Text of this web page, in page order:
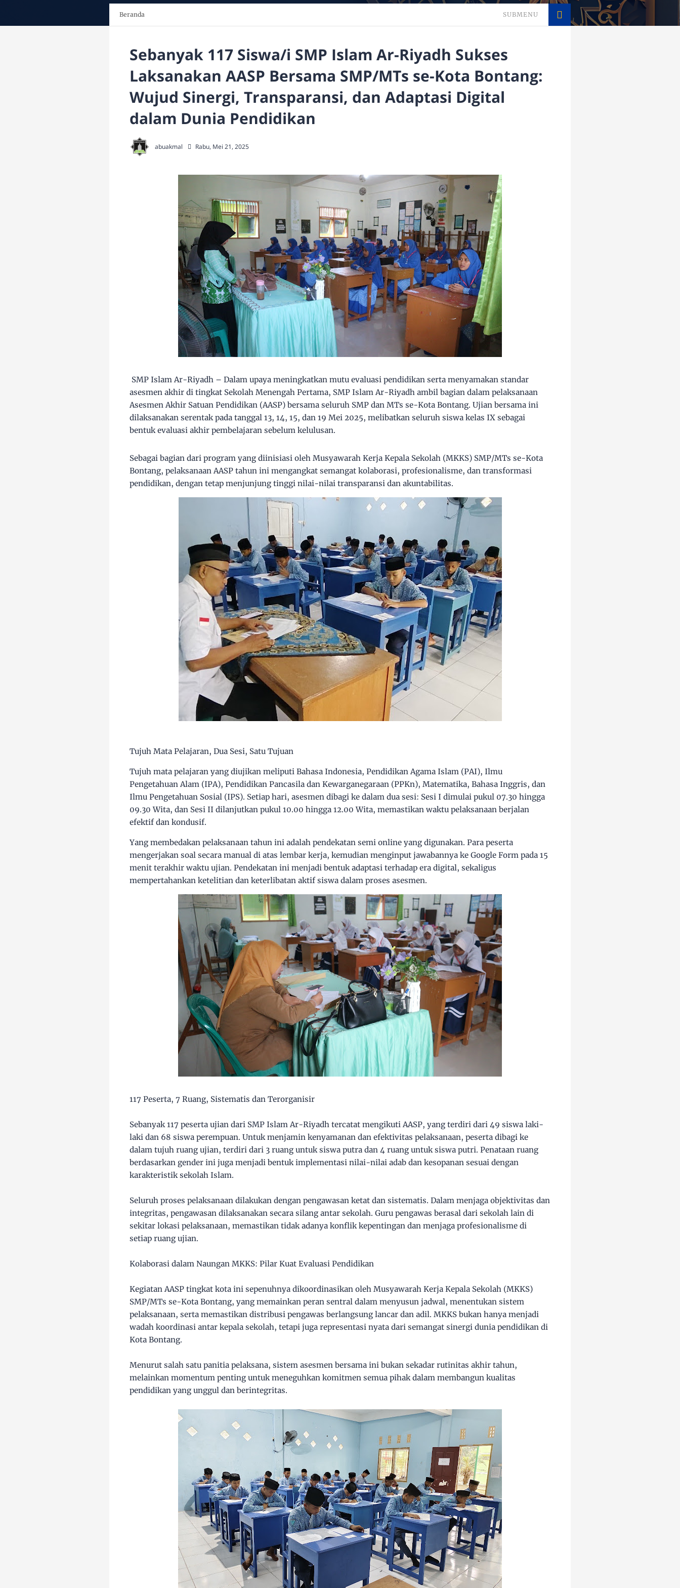
Beranda SUBMENU
Sebanyak 117 Siswa/i SMP Islam Ar-Riyadh Sukses
Laksanakan AASP Bersama SMP/MTs se-Kota Bontang:
Wujud Sinergi, Transparansi, dan Adaptasi Digital
dalam Dunia Pendidikan
abuakmal Rabu, Mei 21, 2025
SMP Islam Ar-Riyadh – Dalam upaya meningkatkan mutu evaluasi pendidikan serta menyamakan standar
asesmen akhir di tingkat Sekolah Menengah Pertama, SMP Islam Ar-Riyadh ambil bagian dalam pelaksanaan
Asesmen Akhir Satuan Pendidikan (AASP) bersama seluruh SMP dan MTs se-Kota Bontang. Ujian bersama ini
dilaksanakan serentak pada tanggal 13, 14, 15, dan 19 Mei 2025, melibatkan seluruh siswa kelas IX sebagai
bentuk evaluasi akhir pembelajaran sebelum kelulusan.
Sebagai bagian dari program yang diinisiasi oleh Musyawarah Kerja Kepala Sekolah (MKKS) SMP/MTs se-Kota
Bontang, pelaksanaan AASP tahun ini mengangkat semangat kolaborasi, profesionalisme, dan transformasi
pendidikan, dengan tetap menjunjung tinggi nilai-nilai transparansi dan akuntabilitas.
Tujuh Mata Pelajaran, Dua Sesi, Satu Tujuan
Tujuh mata pelajaran yang diujikan meliputi Bahasa Indonesia, Pendidikan Agama Islam (PAI), Ilmu
Pengetahuan Alam (IPA), Pendidikan Pancasila dan Kewarganegaraan (PPKn), Matematika, Bahasa Inggris, dan
Ilmu Pengetahuan Sosial (IPS). Setiap hari, asesmen dibagi ke dalam dua sesi: Sesi I dimulai pukul 07.30 hingga
09.30 Wita, dan Sesi II dilanjutkan pukul 10.00 hingga 12.00 Wita, memastikan waktu pelaksanaan berjalan
efektif dan kondusif.
Yang membedakan pelaksanaan tahun ini adalah pendekatan semi online yang digunakan. Para peserta
mengerjakan soal secara manual di atas lembar kerja, kemudian menginput jawabannya ke Google Form pada 15
menit terakhir waktu ujian. Pendekatan ini menjadi bentuk adaptasi terhadap era digital, sekaligus
mempertahankan ketelitian dan keterlibatan aktif siswa dalam proses asesmen.
117 Peserta, 7 Ruang, Sistematis dan Terorganisir
Sebanyak 117 peserta ujian dari SMP Islam Ar-Riyadh tercatat mengikuti AASP, yang terdiri dari 49 siswa laki-
laki dan 68 siswa perempuan. Untuk menjamin kenyamanan dan efektivitas pelaksanaan, peserta dibagi ke
dalam tujuh ruang ujian, terdiri dari 3 ruang untuk siswa putra dan 4 ruang untuk siswa putri. Penataan ruang
berdasarkan gender ini juga menjadi bentuk implementasi nilai-nilai adab dan kesopanan sesuai dengan
karakteristik sekolah Islam.
Seluruh proses pelaksanaan dilakukan dengan pengawasan ketat dan sistematis. Dalam menjaga objektivitas dan
integritas, pengawasan dilaksanakan secara silang antar sekolah. Guru pengawas berasal dari sekolah lain di
sekitar lokasi pelaksanaan, memastikan tidak adanya konflik kepentingan dan menjaga profesionalisme di
setiap ruang ujian.
Kolaborasi dalam Naungan MKKS: Pilar Kuat Evaluasi Pendidikan
Kegiatan AASP tingkat kota ini sepenuhnya dikoordinasikan oleh Musyawarah Kerja Kepala Sekolah (MKKS)
SMP/MTs se-Kota Bontang, yang memainkan peran sentral dalam menyusun jadwal, menentukan sistem
pelaksanaan, serta memastikan distribusi pengawas berlangsung lancar dan adil. MKKS bukan hanya menjadi
wadah koordinasi antar kepala sekolah, tetapi juga representasi nyata dari semangat sinergi dunia pendidikan di
Kota Bontang.
Menurut salah satu panitia pelaksana, sistem asesmen bersama ini bukan sekadar rutinitas akhir tahun,
melainkan momentum penting untuk meneguhkan komitmen semua pihak dalam membangun kualitas
pendidikan yang unggul dan berintegritas.